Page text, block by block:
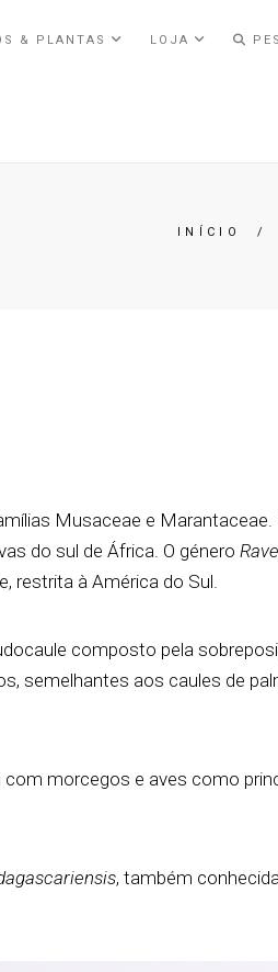
& PLANTAS LOJA
INÍCIO /
Musaceae e
do sul de África. O género
restrita à América do Sul.
composto pela
semelhantes aos caules de
morcegos e aves como
, também